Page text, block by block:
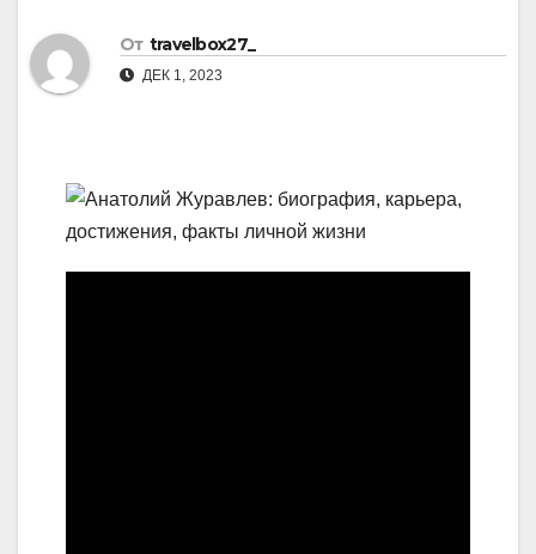
От travelbox27_
ДЕК 1, 2023